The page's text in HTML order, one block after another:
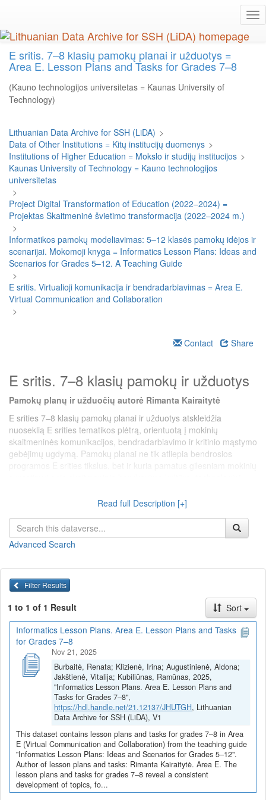
main
content
E sritis. 7–8 klasių pamokų planai ir užduotys =
Area E. Lesson Plans and Tasks for Grades 7–8
(Kauno technologijos universitetas = Kaunas University of
Technology)
Lithuanian Data Archive for SSH (LiDA) >
Data of Other Institutions = Kitų institucijų duomenys >
Institutions of Higher Education = Mokslo ir studijų institucijos >
Kaunas University of Technology = Kauno technologijos
universitetas
>
Project Digital Transformation of Education (2022–2024) =
Projektas Skaitmeninė švietimo transformacija (2022–2024 m.)
>
Informatikos pamokų modeliavimas: 5–12 klasės pamokų idėjos ir
scenarijai. Mokomoji knyga = Informatics Lesson Plans: Ideas and
Scenarios for Grades 5–12. A Teaching Guide
>
E sritis. Virtualioji komunikacija ir bendradarbiavimas = Area E.
Virtual Communication and Collaboration
>
Contact Share
E sritis. 7–8 klasių pamokų ir užduotys
Pamokų planų ir užduočių autorė Rimanta Kairaitytė
E srities 7–8 klasių pamokų planai ir užduotys atskleidžia
nuoseklią E srities tematikos plėtrą, orientuotą į mokinių
skaitmeninės komunikacijos, bendradarbiavimo ir kritinio mąstymo
gebėjimų ugdymą. Pamokų planai ne tik atliepia bendrosios
skaitmeninėje visuomenėje reikalingas kompetencijas, tokias kaip
saugumas.
Pamokų planai ir užduotys
Skirtingų grupinio komunikavimo ir bendradarbiavimo
priemonių pasirinkimas (Rimanta Kairaitytė)
Skirtingų grupinio komunikavimo ir bendradarbiavimo
priemonių palyginimas ir analizė (Rimanta Kairaitytė)
Grupinio bendravimo etika (Rimanta Kairaitytė)
Bendravimo ir bendradarbiavimo priemonių įrankis - minčių
žemėlapis (Rimanta Kairaitytė)
Kibernetinės grėsmės. Ar esu saugus? (Rimanta Kairaitytė)
Visi E srities pamokų planai ir užduotys
Pamokų planai ir užduotys parengti vykdant projektą„Skaitmeninė
švietimo transformacija („EdTech“) (Nr. 10-004-P-0001)“,
įgyvendintą pagal ekonomikos gaivinimo ir atsparumo didinimo
ekonomikos gaivinimo ir atsparumo didinimo priemonės
„NextGenerationEU“ lėšomis.
Area E. Lesson Plans and Tasks for
Read full Description [+]
Advanced Search
Filter Results
1 to 1 of 1 Result
Sort
Informatics Lesson Plans. Area E. Lesson Plans and Tasks
for Grades 7–8
Nov 21, 2025
Burbaitė, Renata; Klizienė, Irina; Augustinienė, Aldona;
Jakštienė, Vitalija; Kubiliūnas, Ramūnas, 2025,
"Informatics Lesson Plans. Area E. Lesson Plans and
Tasks for Grades 7–8",
https://hdl.handle.net/21.12137/JHUTGH, Lithuanian
Data Archive for SSH (LiDA), V1
This dataset contains lesson plans and tasks for grades 7–8 in Area
E (Virtual Communication and Collaboration) from the teaching guide
"Informatics Lesson Plans: Ideas and Scenarios for Grades 5–12".
Author of lesson plans and tasks: Rimanta Kairaitytė. Area E. The
lesson plans and tasks for grades 7–8 reveal a consistent
development of topics, fo...